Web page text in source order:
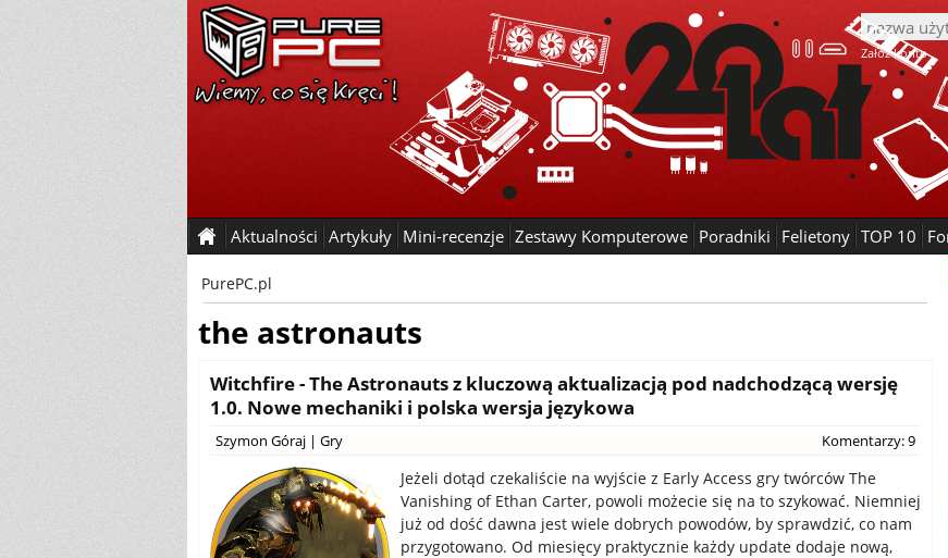
Załóż konto
Aktualności Artykuły Mini-recenzje Zestawy Komputerowe Poradniki Felietony TOP 10
PurePC.pl
the astronauts
Witchfire - The Astronauts z kluczową aktualizacją pod nadchodzącą wersję
1.0. Nowe mechaniki i polska wersja językowa
Szymon Góraj | Gry Komentarzy: 9
Jeżeli dotąd czekaliście na wyjście z Early Access gry twórców The
Vanishing of Ethan Carter, powoli możecie się na to szykować. Niemniej
już od dość dawna jest wiele dobrych powodów, by sprawdzić, co nam
przygotowano. Od miesięcy praktycznie każdy update dodaje nową,